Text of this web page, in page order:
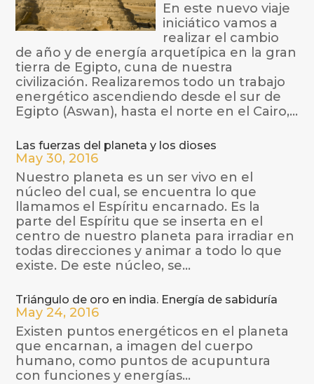
En este nuevo viaje
iniciático vamos a
realizar el cambio
de año y de energía arquetípica en la gran
tierra de Egipto, cuna de nuestra
civilización. Realizaremos todo un trabajo
energético ascendiendo desde el sur de
Egipto (Aswan), hasta el norte en el Cairo,...
Las fuerzas del planeta y los dioses
May 30, 2016
Nuestro planeta es un ser vivo en el
núcleo del cual, se encuentra lo que
llamamos el Espíritu encarnado. Es la
parte del Espíritu que se inserta en el
centro de nuestro planeta para irradiar en
todas direcciones y animar a todo lo que
existe. De este núcleo, se...
Triángulo de oro en india. Energía de sabiduría
May 24, 2016
Existen puntos energéticos en el planeta
que encarnan, a imagen del cuerpo
humano, como puntos de acupuntura
con funciones y energías…